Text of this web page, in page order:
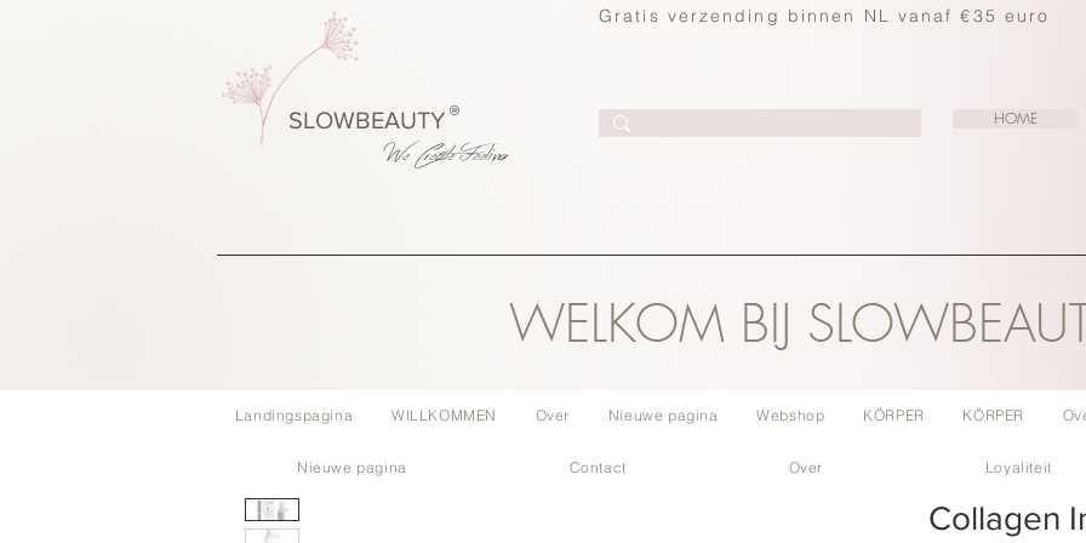
Gratis verzending binnen NL vanaf €35 euro
®
SLOWBEAUTY
We CreateFeeling
HOME
WELKOM BIJ
Landingspagina WILLKOMMEN Over Nieuwe pagina Webshop KÖRPER KÖRPER
Nieuwe pagina Contact Over Loyaliteit
Collagen